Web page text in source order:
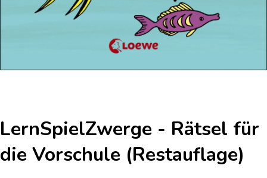
LernSpielZwerge - Rätsel für
die Vorschule (Restauflage)